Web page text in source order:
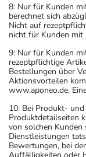
8: Nur für Kunden
berechnet sich
Nicht auf
nicht für Kunden mit
9: Nur für Kunden
rezeptpflichtige
Bestellungen über
Aktionsvorteilen
www.aponeo.de.
10: Bei Produkt-
Produktdetailseiten
von solchen Kunden
Dienstleistungen
Bewertungen, bei